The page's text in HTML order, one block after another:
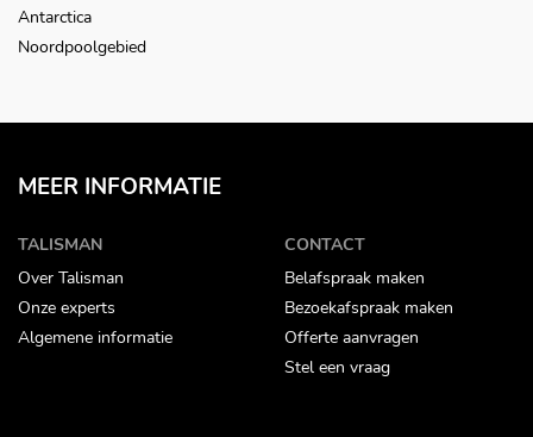
Antarctica
Noordpoolgebied
MEER INFORMATIE
TALISMAN
Over Talisman
Onze experts
Algemene informatie
CONTACT
Belafspraak maken
Bezoekafspraak maken
Offerte aanvragen
Stel een vraag